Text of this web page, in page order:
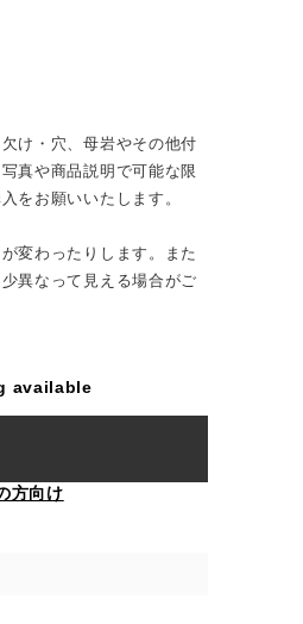
け・穴、母岩やその他付
真や商品説明で可能な限
をお願いいたします。
変わったりします。また
異なって見える場合がご
available
方向け